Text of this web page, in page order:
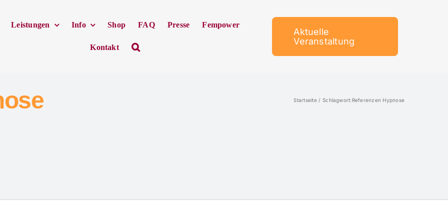
Leistungen Info Shop FAQ Presse Fempower
Kontakt
Aktuelle
Veranstaltung
Startseite Schlagwort: Referenzen Hypnose